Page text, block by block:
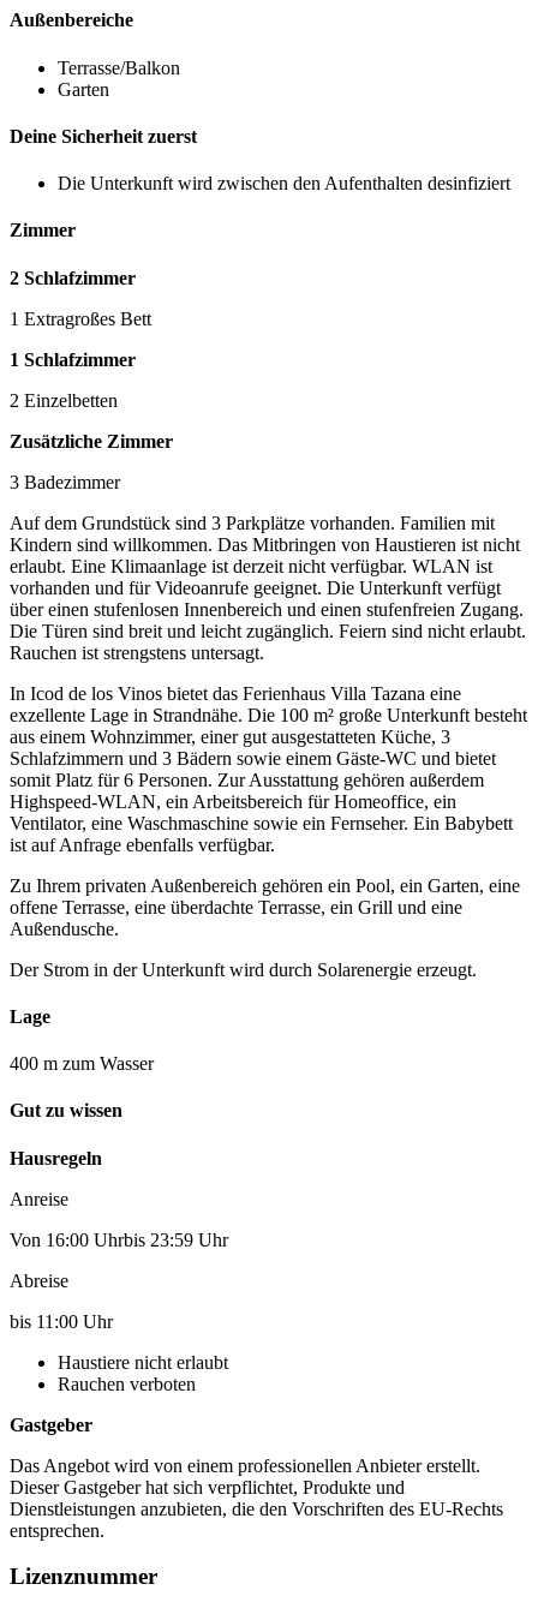
Außenbereiche
Terrasse/Balkon
Garten
Deine Sicherheit zuerst
Die Unterkunft wird zwischen den Aufenthalten desinfiziert
Zimmer
2 Schlafzimmer
1 Extragroßes Bett
1 Schlafzimmer
2 Einzelbetten
Zusätzliche Zimmer
3 Badezimmer
Auf dem Grundstück sind 3 Parkplätze vorhanden. Familien mit
Kindern sind willkommen. Das Mitbringen von Haustieren ist nicht
erlaubt. Eine Klimaanlage ist derzeit nicht verfügbar. WLAN ist
vorhanden und für Videoanrufe geeignet. Die Unterkunft verfügt
über einen stufenlosen Innenbereich und einen stufenfreien Zugang.
Die Türen sind breit und leicht zugänglich. Feiern sind nicht erlaubt.
Rauchen ist strengstens untersagt.
In Icod de los Vinos bietet das Ferienhaus Villa Tazana eine
exzellente Lage in Strandnähe. Die 100 m² große Unterkunft besteht
aus einem Wohnzimmer, einer gut ausgestatteten Küche, 3
Schlafzimmern und 3 Bädern sowie einem Gäste-WC und bietet
somit Platz für 6 Personen. Zur Ausstattung gehören außerdem
Highspeed-WLAN, ein Arbeitsbereich für Homeoffice, ein
Ventilator, eine Waschmaschine sowie ein Fernseher. Ein Babybett
ist auf Anfrage ebenfalls verfügbar.
Zu Ihrem privaten Außenbereich gehören ein Pool, ein Garten, eine
offene Terrasse, eine überdachte Terrasse, ein Grill und eine
Außendusche.
Der Strom in der Unterkunft wird durch Solarenergie erzeugt.
Lage
400 m zum Wasser
Gut zu wissen
Hausregeln
Anreise
Von 16:00 Uhrbis 23:59 Uhr
Abreise
bis 11:00 Uhr
Haustiere nicht erlaubt
Rauchen verboten
Gastgeber
Das Angebot wird von einem professionellen Anbieter erstellt.
Dieser Gastgeber hat sich verpflichtet, Produkte und
Dienstleistungen anzubieten, die den Vorschriften des EU-Rechts
entsprechen.
Lizenznummer